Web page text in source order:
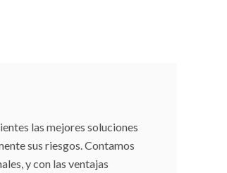
las mejores soluciones
sus riesgos. Contamos
y con las ventajas